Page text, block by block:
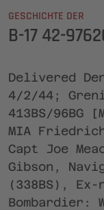
GESCHICHTE DER
B-17 42-
Delivered
4/2/44;
413BS/
MIA
Capt Joe
Gibson,
(338BS), Ex-
Bombardier: